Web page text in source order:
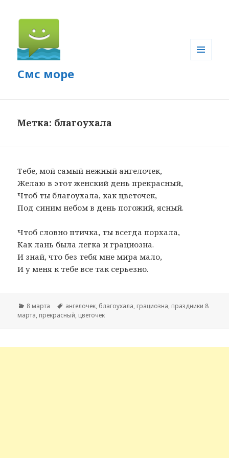
Смс море
Метка: благоухала
Тебе, мой самый нежный ангелочек,
Желаю в этот женский день прекрасный,
Чтоб ты благоухала, как цветочек,
Под синим небом в день погожий, ясный.
Чтоб словно птичка, ты всегда порхала,
Как лань была легка и грациозна.
И знай, что без тебя мне мира мало,
И у меня к тебе все так серьезно.
Рубрики
8 марта Метки
ангелочек, благоухала, грациозна, праздники 8
марта, прекрасный, цветочек